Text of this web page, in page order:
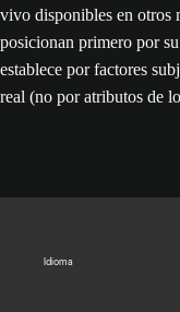
vivo disponibles en otros
posicionan primero por
establece por factores
real (no por atributos de
Idioma